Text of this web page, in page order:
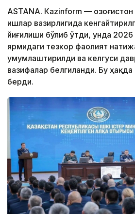
ASTANА. Кazinform —
ишлар вазирлигида
йиғилиши бўлиб ўтди, унда 2026
ярмидаги тезкор фаолият
умумлаштирилди ва келгуси
вазифалар белгиланди. Бу
берди.